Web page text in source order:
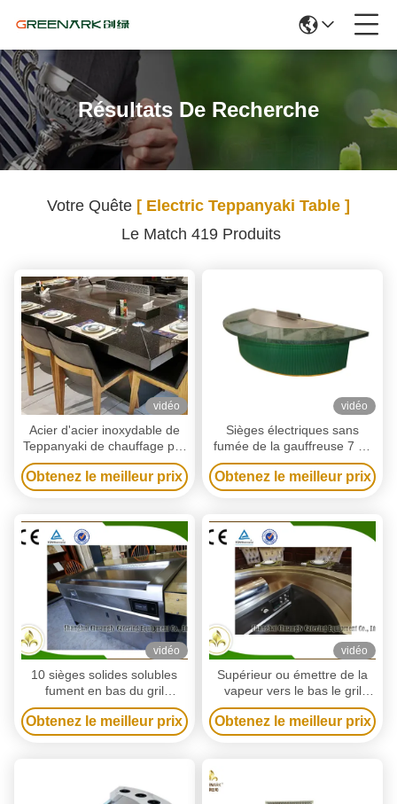
Résultats De Recherche
Votre Quête [ Electric Teppanyaki Table ]
Le Match 419 Produits
vidéo
Acier d'acier inoxydable de
Teppanyaki de chauffage par
induction de 7 sièges de gril
électrique de Tableau et allié
Obtenez le meilleur prix
vidéo
Sièges électriques sans
fumée de la gauffreuse 7 de
gril de dessus de Tableau de
Teppanyaki
Obtenez le meilleur prix
vidéo
10 sièges solides solubles
fument en bas du gril
électrique de Tableau de
Teppanyaki de rectangle
d'épuisement
Obtenez le meilleur prix
vidéo
Supérieur ou émettre de la
vapeur vers le bas le gril
électrique de dessus de
Tableau de Teppanyaki
d'épuisement avec 10 sièges
Obtenez le meilleur prix